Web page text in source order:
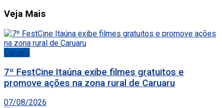
Veja Mais
Caruaru
7º FestCine Itaúna exibe filmes gratuitos e
promove ações na zona rural de Caruaru
07/08/2026